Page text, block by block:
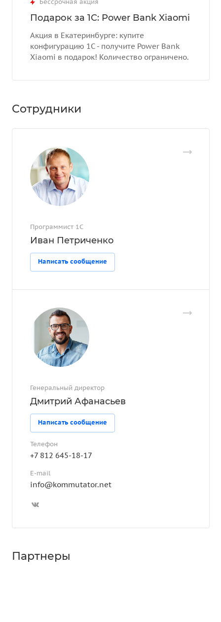
Бессрочная акция
Подарок за 1С: Power Bank Xiaomi
Акция в Екатеринбурге: купите
конфигурацию 1С - получите Power Bank
Xiaomi в подарок! Количество ограничено.
Сотрудники
Программист 1С
Иван Петриченко
Написать сообщение
Генеральный директор
Дмитрий Афанасьев
Написать сообщение
Телефон
+7 812 645-18-17
E-mail
info@kommutator.net
Партнеры